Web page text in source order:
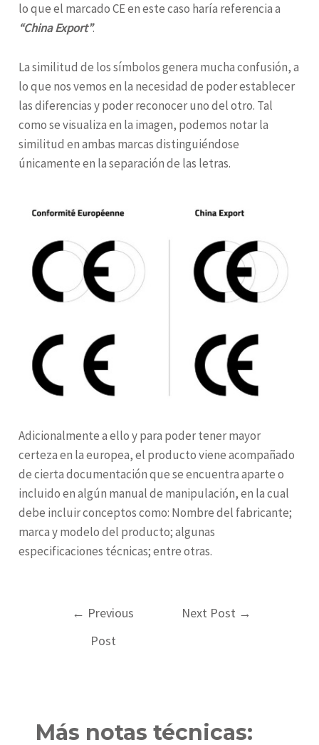
lo que el marcado CE en este caso haría referencia a
“China Export”.
La similitud de los símbolos genera mucha confusión, a
lo que nos vemos en la necesidad de poder establecer
las diferencias y poder reconocer uno del otro. Tal
como se visualiza en la imagen, podemos notar la
similitud en ambas marcas distinguiéndose
únicamente en la separación de las letras.
Adicionalmente a ello y para poder tener mayor
certeza en la europea, el producto viene acompañado
de cierta documentación que se encuentra aparte o
incluido en algún manual de manipulación, en la cual
debe incluir conceptos como: Nombre del fabricante;
marca y modelo del producto; algunas
especificaciones técnicas; entre otras.
← Previous
Post
Next Post →
Más notas técnicas: